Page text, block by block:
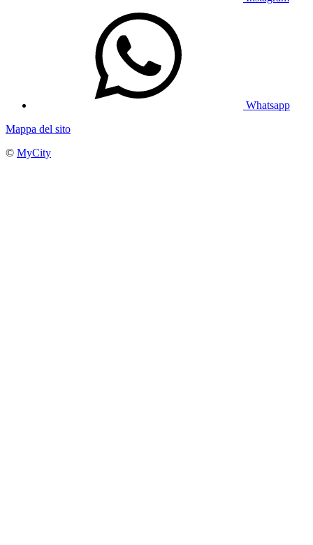
Whatsapp
Mappa del sito
© MyCity